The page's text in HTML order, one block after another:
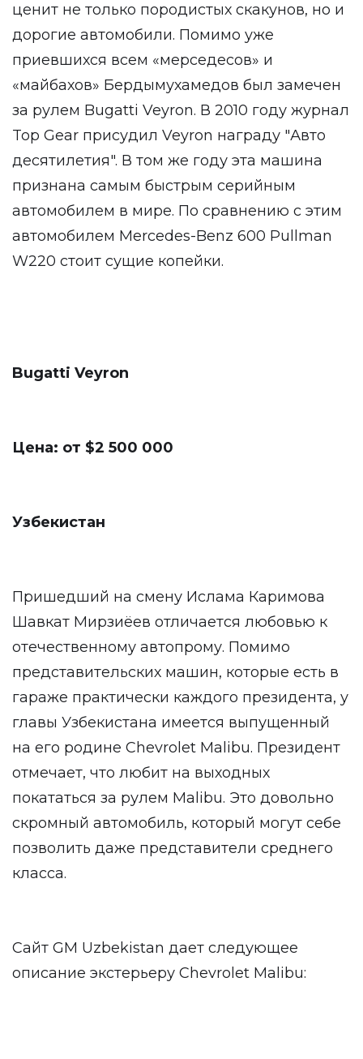
ценит не только породистых скакунов, но и
дорогие автомобили. Помимо уже
приевшихся всем «мерседесов» и
«майбахов» Бердымухамедов был замечен
за рулем Bugatti Veyron. В 2010 году журнал
Top Gear присудил Veyron награду "Авто
десятилетия". В том же году эта машина
признана самым быстрым серийным
автомобилем в мире. По сравнению с этим
автомобилем Mercedes-Benz 600 Pullman
W220 стоит сущие копейки.
Bugatti Veyron
Цена: от $2 500 000
Узбекистан
Пришедший на смену Ислама Каримова
Шавкат Мирзиёев отличается любовью к
отечественному автопрому. Помимо
представительских машин, которые есть в
гараже практически каждого президента, у
главы Узбекистана имеется выпущенный
на его родине Chevrolet Malibu. Президент
отмечает, что любит на выходных
покататься за рулем Malibu. Это довольно
скромный автомобиль, который могут себе
позволить даже представители среднего
класса.
Сайт GM Uzbekistan дает следующее
описание экстерьеру Chevrolet Malibu: